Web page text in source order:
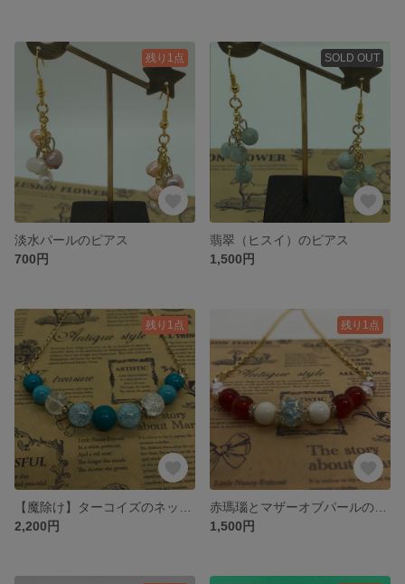
残り1点
淡水パールのピアス
700円
SOLD OUT
翡翠（ヒスイ）のピアス
1,500円
残り1点
2,200円
残り1点
1,500円